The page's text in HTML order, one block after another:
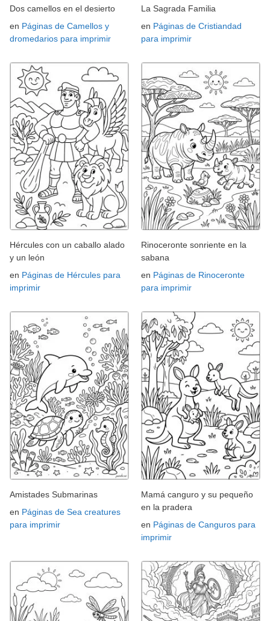
Dos camellos en el desierto
en Páginas de Camellos y
dromedarios para imprimir
La Sagrada Familia
en Páginas de Cristiandad
para imprimir
Hércules con un caballo alado
y un león
en Páginas de Hércules para
imprimir
Rinoceronte sonriente en la
sabana
en Páginas de Rinoceronte
para imprimir
Amistades Submarinas
en Páginas de Sea creatures
para imprimir
Mamá canguro y su pequeño
en la pradera
en Páginas de Canguros para
imprimir